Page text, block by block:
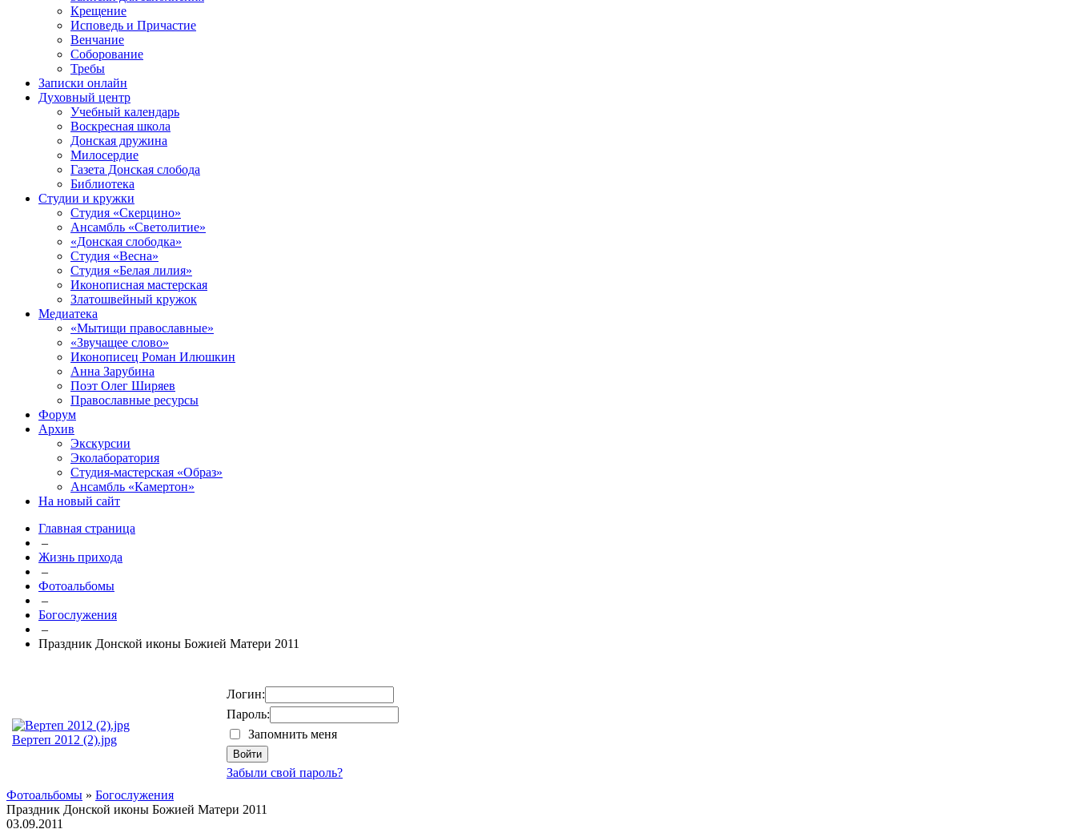
Крещение
Исповедь и Причастие
Венчание
Соборование
Требы
Записки онлайн
Духовный центр
Учебный календарь
Воскресная школа
Донская дружина
Милосердие
Газета Донская слобода
Библиотека
Студии и кружки
Студия «Скерцино»
Ансамбль «Светолитие»
«Донская слободка»
Студия «Весна»
Студия «Белая лилия»
Иконописная мастерская
Златошвейный кружок
Медиатека
«Мытищи православные»
«Звучащее слово»
Иконописец Роман Илюшкин
Анна Зарубина
Поэт Олег Ширяев
Православные ресурсы
Форум
Архив
Экскурсии
Эколаборатория
Студия-мастерская «Образ»
Ансамбль «Камертон»
На новый сайт
Главная страница
–
Жизнь прихода
–
Фотоальбомы
–
Богослужения
–
Праздник Донской иконы Божией Матери 2011
Вертеп 2012 (2).jpg
Логин:
Пароль:
Запомнить меня
Забыли свой пароль?
Фотоальбомы » Богослужения
Праздник Донской иконы Божией Матери 2011
03.09.2011